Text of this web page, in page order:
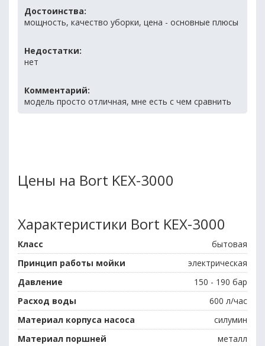
Достоинства:
мощность, качество уборки, цена - основные плюсы
Недостатки:
нет
Комментарий:
модель просто отличная, мне есть с чем сравнить
Цены на Bort KEX-3000
Характеристики Bort KEX-3000
Класс
бытовая
Принцип работы мойки
электрическая
Давление
150 - 190 бар
Расход воды
600 л/час
Материал корпуса насоса
силумин
Материал поршней
металл